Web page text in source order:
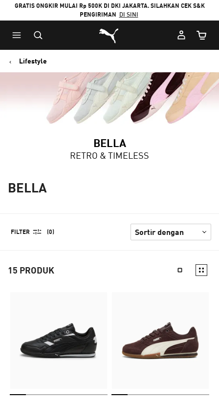
GRATIS ONGKIR MULAI Rp 500K DI DKI JAKARTA. SILAHKAN CEK S&K
PENGIRIMAN DI SINI
Puma Beranda
Lifestyle
BELLA
RETRO & TIMELESS
BELLA
FILTER (0)
15 PRODUK